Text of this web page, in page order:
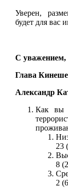
Уверен,
будет для вас
С уважением,
Глава
Александр
Как вы
23
8
2